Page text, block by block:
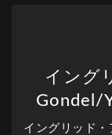
イング
Gondel/
イングリッド